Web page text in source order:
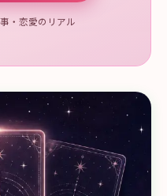
・恋愛のリアル